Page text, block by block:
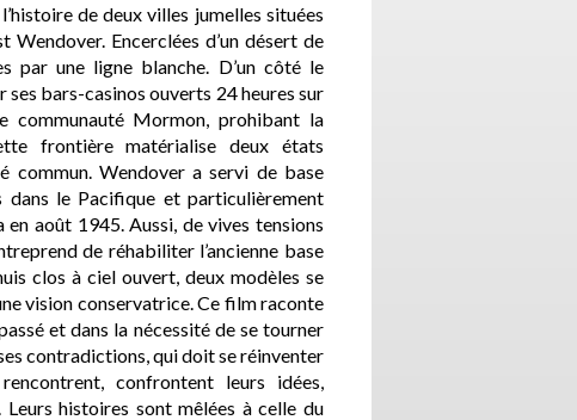
de deux villes jumelles situées
Encerclées d’un désert de
par une ligne blanche. D’un côté le
ses bars-casinos ouverts 24 heures sur
communauté Mormon, prohibant la
frontière matérialise deux états
commun. Wendover a servi de base
dans le Pacifique et particulièrement
août 1945. Aussi, de vives tensions
de réhabiliter l’ancienne base
clos à ciel ouvert, deux modèles se
vision conservatrice. Ce film raconte
et dans la nécessité de se tourner
contradictions, qui doit se réinventer
confrontent leurs idées,
histoires sont mêlées à celle du